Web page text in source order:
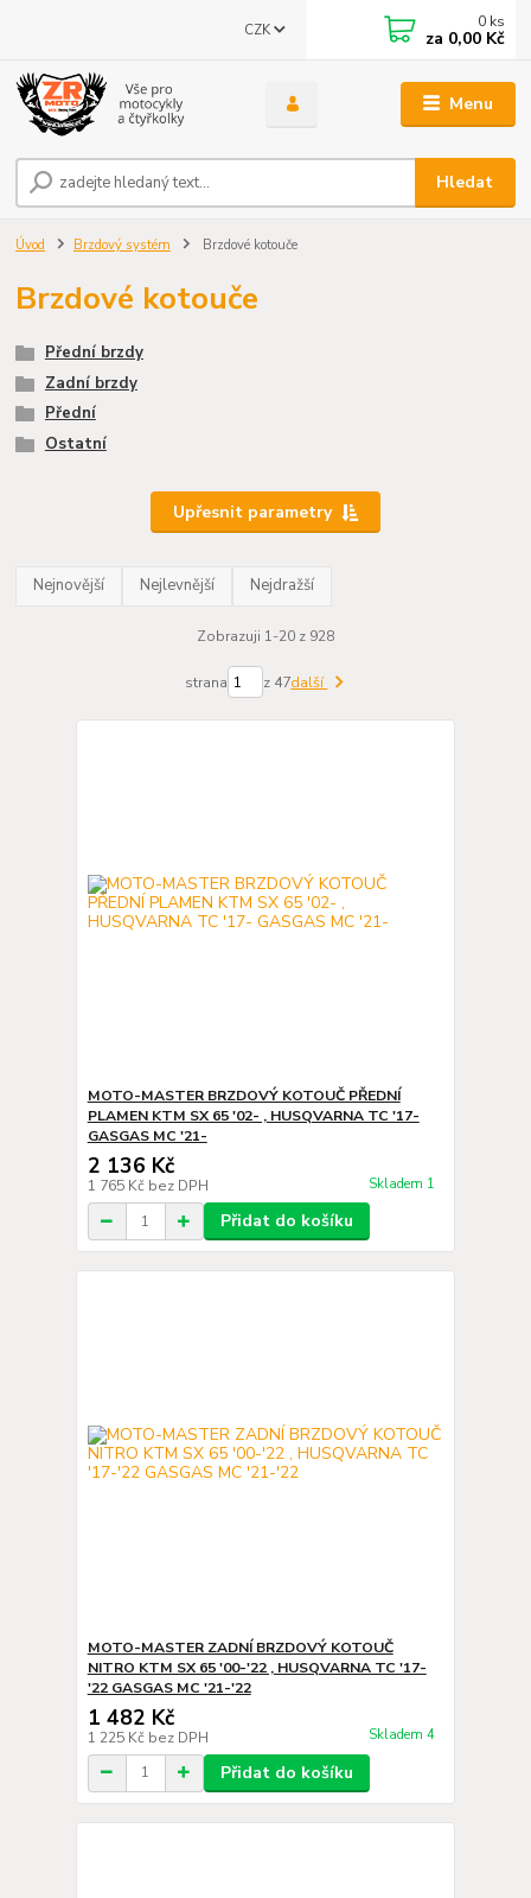
Menu
CZK
Hledat
0 ks
za 0,00 Kč
Úvod Brzdový systém Brzdové kotouče
Brzdové kotouče
Přední brzdy
Zadní brzdy
Přední
Ostatní
Upřesnit parametry
Nejnovější Nejlevnější Nejdražší
Zobrazuji 1-20 z 928
strana z 47další
MOTO-MASTER BRZDOVÝ KOTOUČ PŘEDNÍ
PLAMEN KTM SX 65 '02- , HUSQVARNA TC '17-
GASGAS MC '21-
2 136 Kč
1 765 Kč bez DPH Skladem 1
Přidat do košíku
MOTO-MASTER ZADNÍ BRZDOVÝ KOTOUČ
NITRO KTM SX 65 '00-'22 , HUSQVARNA TC '17-
'22 GASGAS MC '21-'22
1 482 Kč
1 225 Kč bez DPH Skladem 4
Přidat do košíku